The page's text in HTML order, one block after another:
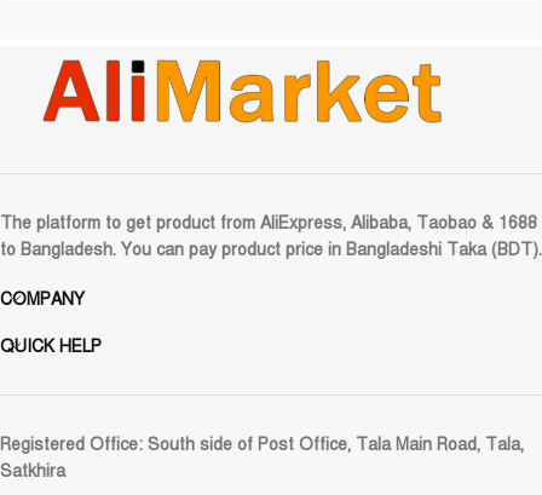
The platform to get product from AliExpress, Alibaba, Taobao & 1688
to Bangladesh. You can pay product price in Bangladeshi Taka (BDT).
COMPANY
QUICK HELP
Registered Office: South side of Post Office, Tala Main Road, Tala,
Satkhira